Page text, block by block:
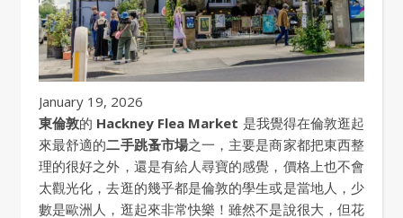
January 19, 2026
東倫敦的 Hackney Flea Market 是我覺得在倫敦逛起
來最舒適的二手跳蚤市場之一，主要是商家都把東西整
理的很好之外，還是有給人尋寶的感覺，價格上也不會
太觀光化，去逛的幾乎都是倫敦的學生或是當地人，少
數是歐洲人，逛起來非常快樂！雖然不是說很大，但花